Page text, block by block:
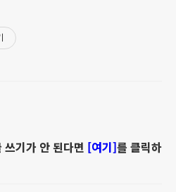
기가 안 된다면 [여기]를 클릭하